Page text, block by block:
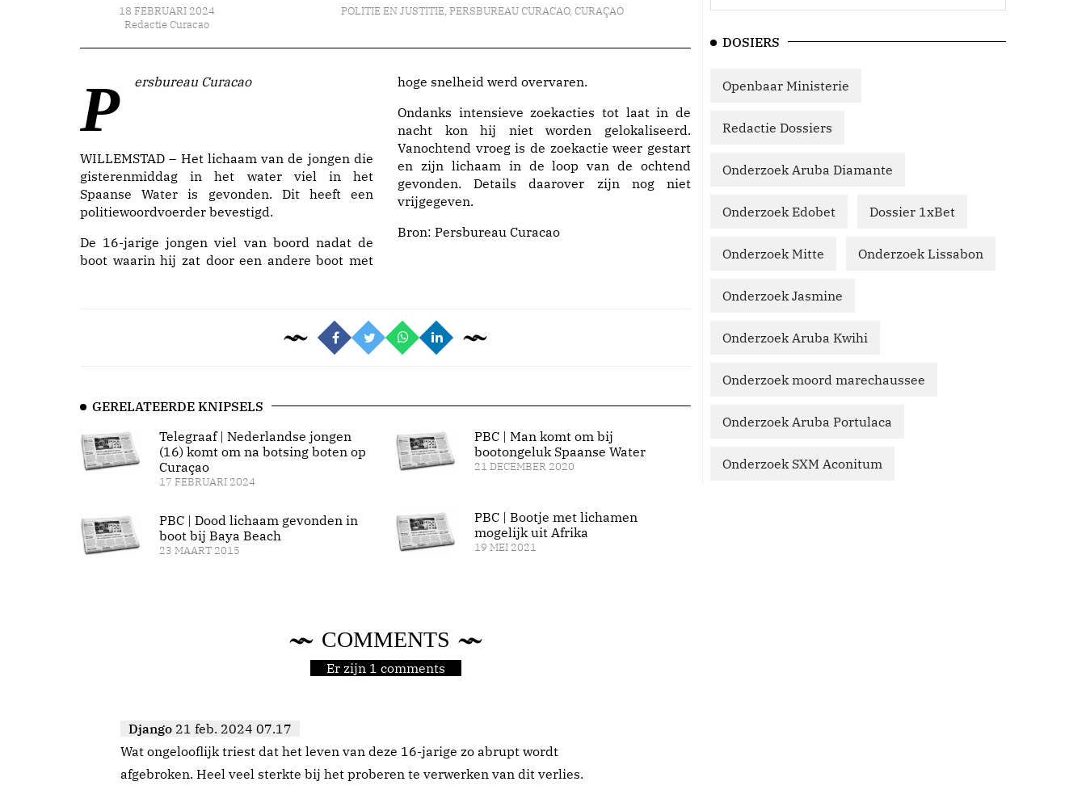
18 FEBRUARI 2024
Redactie Curacao
POLITIE EN JUSTITIE, PERSBUREAU CURACAO, CURAÇAO
Persbureau Curacao
WILLEMSTAD – Het lichaam van de jongen die
gisterenmiddag in het water viel in het
Spaanse Water is gevonden. Dit heeft een
politiewoordvoerder bevestigd.
De 16-jarige jongen viel van boord nadat de
boot waarin hij zat door een andere boot met
hoge snelheid werd overvaren.
Ondanks intensieve zoekacties tot laat in de
nacht kon hij niet worden gelokaliseerd.
Vanochtend vroeg is de zoekactie weer gestart
en zijn lichaam in de loop van de ochtend
gevonden. Details daarover zijn nog niet
vrijgegeven.
Bron: Persbureau Curacao
GERELATEERDE KNIPSELS
Telegraaf | Nederlandse jongen
(16) komt om na botsing boten op
Curaçao
17 FEBRUARI 2024
PBC | Dood lichaam gevonden in
boot bij Baya Beach
23 MAART 2015
PBC | Man komt om bij
bootongeluk Spaanse Water
21 DECEMBER 2020
PBC | Bootje met lichamen
mogelijk uit Afrika
19 MEI 2021
COMMENTS
Er zijn 1 comments
Django 21 feb. 2024 07.17
Wat ongelooflijk triest dat het leven van deze 16-jarige zo abrupt wordt
afgebroken. Heel veel sterkte bij het proberen te verwerken van dit verlies.
DOSIERS
Openbaar Ministerie
Redactie Dossiers
Onderzoek Aruba Diamante
Onderzoek Edobet Dossier 1xBet
Onderzoek Mitte Onderzoek Lissabon
Onderzoek Jasmine
Onderzoek Aruba Kwihi
Onderzoek moord marechaussee
Onderzoek Aruba Portulaca
Onderzoek SXM Aconitum